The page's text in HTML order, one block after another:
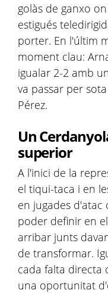
golàs de ganxo
estigués
porter. En l'últim
moment clau:
igualar 2-2 amb
va passar per
Pérez.
Un
superior
A l'inici de la
el tiqui-taca i en
en jugades d'atac
poder definir en
arribar junts
de transformar.
cada falta directa
una oportunitat